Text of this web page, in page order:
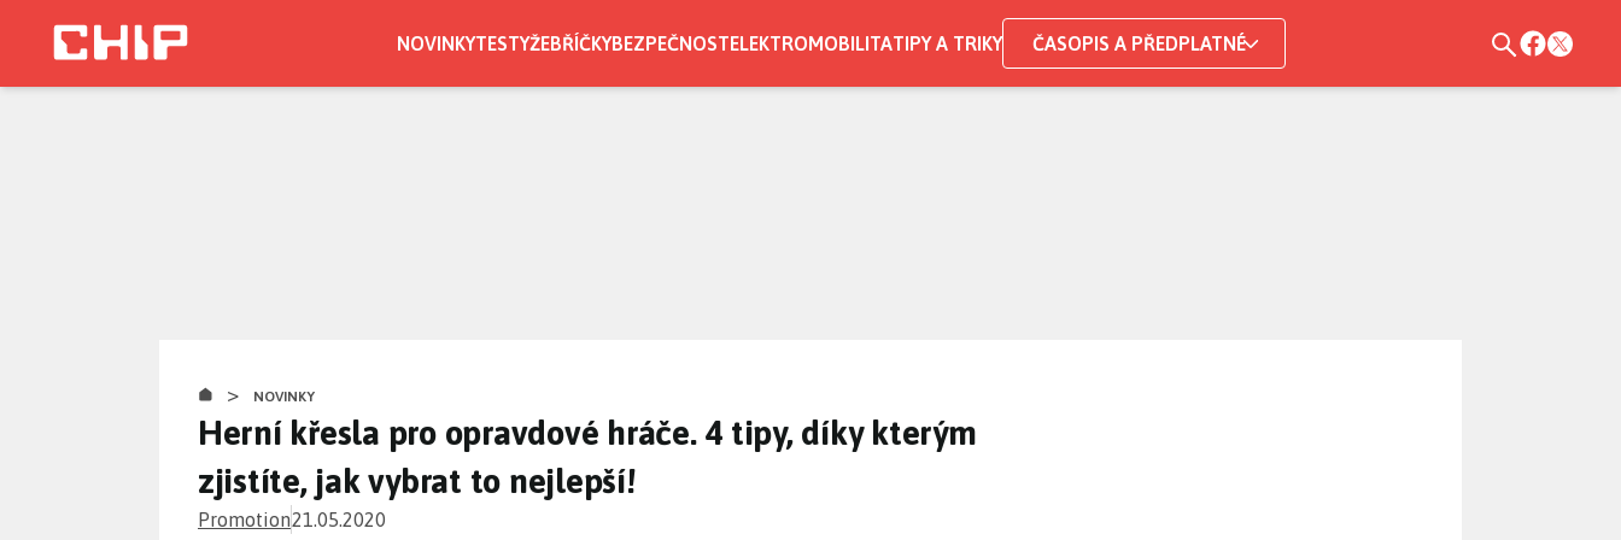
NOVINKYTESTYŽEBŘÍČKYBEZPEČNOSTELEKTROMOBILITATIPY A TRIKY ČASOPIS A PŘEDPLATNÉ
> NOVINKY
Herní křesla pro opravdové hráče. 4 tipy, díky kterým
zjistíte, jak vybrat to nejlepší!
Promotion21.05.2020